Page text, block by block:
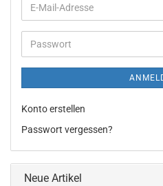
E-
Mail-
Adresse
Passwort
Konto erstellen
Passwort vergessen?
Neue Artikel